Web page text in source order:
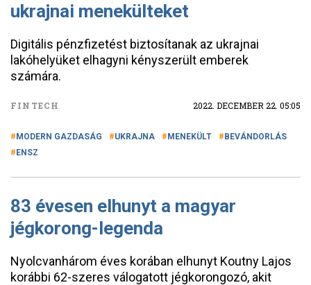
ukrajnai menekülteket
Digitális pénzfizetést biztosítanak az ukrajnai
lakóhelyüket elhagyni kényszerült emberek
számára.
FINTECH 2022. DECEMBER 22. 05:05
MODERN GAZDASÁG UKRAJNA MENEKÜLT
BEVÁNDORLÁS
ENSZ
83 évesen elhunyt a magyar
jégkorong-legenda
Nyolcvanhárom éves korában elhunyt Koutny Lajos
korábbi 62-szeres válogatott jégkorongozó, akit